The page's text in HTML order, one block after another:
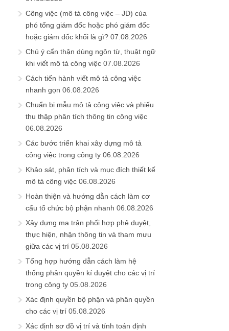
Công việc (mô tả công việc – JD) của
phó tổng giám đốc hoặc phó giám đốc
hoặc giám đốc khối là gì? 07.08.2026
Chú ý cẩn thận dùng ngôn từ, thuật ngữ
khi viết mô tả công việc 07.08.2026
Cách tiến hành viết mô tả công việc
nhanh gọn 06.08.2026
Chuẩn bị mẫu mô tả công việc và phiếu
thu thập phân tích thông tin công việc
06.08.2026
Các bước triển khai xây dựng mô tả
công việc trong công ty 06.08.2026
Khảo sát, phân tích và mục đích thiết kế
mô tả công việc 06.08.2026
Hoàn thiện và hướng dẫn cách làm cơ
cấu tổ chức bộ phận nhanh 06.08.2026
Xây dựng ma trận phối hợp phê duyệt,
thực hiện, nhận thông tin và tham mưu
giữa các vị trí 05.08.2026
Tổng hợp hướng dẫn cách làm hệ
thống phân quyền kí duyệt cho các vị trí
trong công ty 05.08.2026
Xác định quyền bộ phận và phân quyền
cho các vị trí 05.08.2026
Xác định sơ đồ vị trí và tính toán định